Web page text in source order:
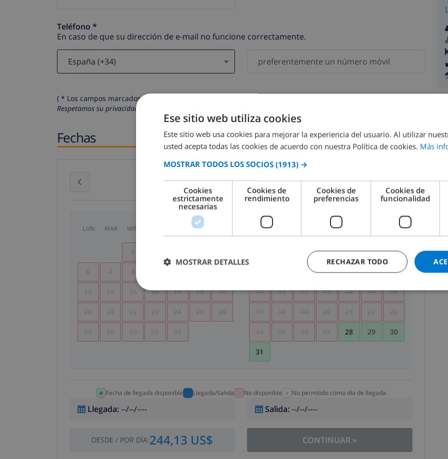
Teléfono *
En caso de que su dirección de e-mail no funcione correctamente.
( * Los campos marcados con un asterisco son obligatorios )
Respetamos su privacidad. Sus datos personales no serán compartidos con ninguna otra persona o empresa.
Fechas
julio 2026 agosto 2026
LUN. MAR. MIÉ. SÁB.
1
6 7 8
13 14 15 16 17 18 19
20 21 22 23 24 25 26
27 28 29 30 31
LUN. JUE. DOM.
1 2
6 7 8 9
10 11 12 13 14 15 16
17 18 19 20 21 22 23
24 25 26 27 28 29 30
31
Fecha de llegada disponible Llegada/Salida No disponible No permitido como día de llegada
Llegada:--/--/---- Salida:--/--/----
DESDE / POR DÍA:244,13 US$ CONTINUAR »
Ese sitio web utiliza cookies
Este sitio web usa cookies para mejorar la experiencia del usuario. Al utilizar
usted acepta todas las cookies de acuerdo con nuestra Política de cookies. Más
MOSTRAR TODOS LOS SOCIOS (1913) →
Cookies
estrictamente
necesarias
Cookies de
rendimiento
Cookies de
preferencias
Cookies de
funcionalidad
RECHAZAR TODO
MOSTRAR DETALLES